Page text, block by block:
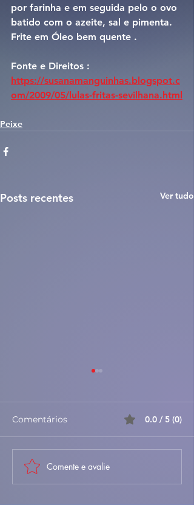
por farinha e em seguida pelo o ovo
batido com o azeite, sal e pimenta.
Frite em Óleo bem quente .
Fonte e Direitos :
https://susanamanguinhas.blogspot.c
om/2009/05/lulas-fritas-sevilhana.html
Peixe
Posts recentes Ver tudo
🦀✨ Sapateira
Recheada à
Comentários 0.0 / 5 (0)
Comente e avalie